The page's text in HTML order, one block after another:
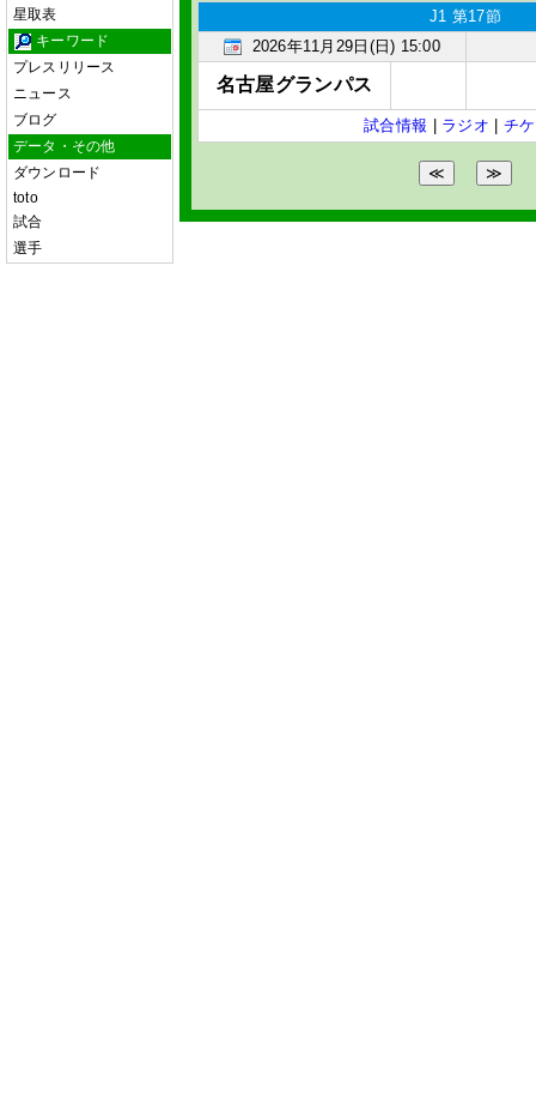
星取表
キーワード
プレスリリース
ニュース
ブログ
データ・その他
ダウンロード
toto
試合
選手
J1 第17節
2026年11月29日(日) 15:00
名古屋グランパス
試合情報 ラジオ チ